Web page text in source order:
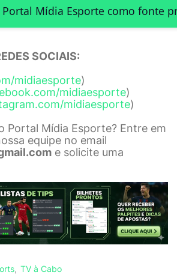
Mídia Esporte como fonte
SOCIAIS:
midiaesporte)
midiaesporte)
midiaesporte)
Portal Mídia Esporte? Entre em
equipe no email
e solicite uma
TV à Cabo